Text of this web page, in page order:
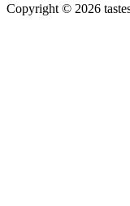
Copyright © 2026